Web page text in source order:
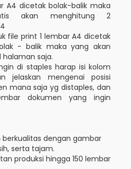
A4 dicetak bolak-balik maka
akan menghitung 2
file print 1 lembar A4 dicetak
- balik maka yang akan
halaman saja.
di staples harap isi kolom
jelaskan mengenai posisi
mana saja yg distaples, dan
dokumen yang ingin
berkualitas dengan gambar
serta tajam.
produksi hingga 150 lembar